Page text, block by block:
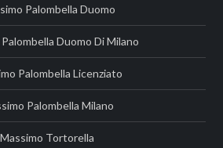
Palombella Duomo
Duomo Di Milano
Palombella Licenziato
Palombella Milano
Massimo Tortorella